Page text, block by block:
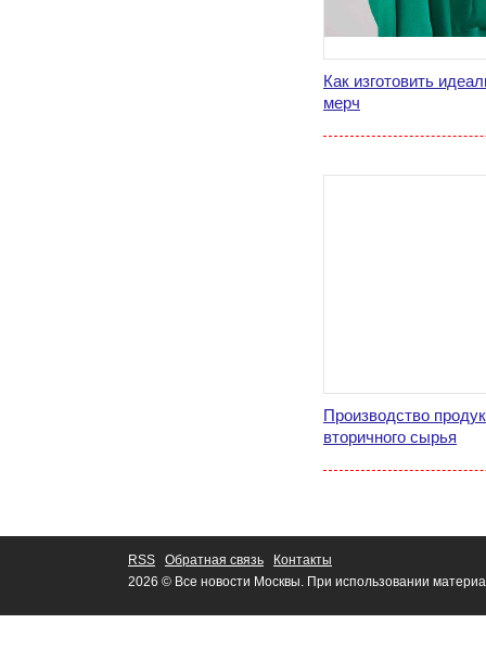
Как изготовить
мерч
Производство
вторичного сырья
RSS Обратная связь
Контакты
2026 © Все новости Москвы. При использовании